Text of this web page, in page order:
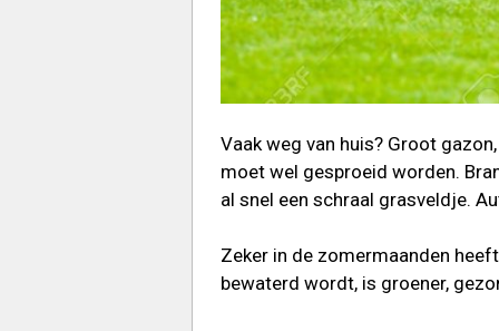
Vaak weg van huis? Groot
moet wel gesproeid worden.
al snel een schraal grasveldje.
Zeker in de zomermaanden
bewaterd wordt, is groener,